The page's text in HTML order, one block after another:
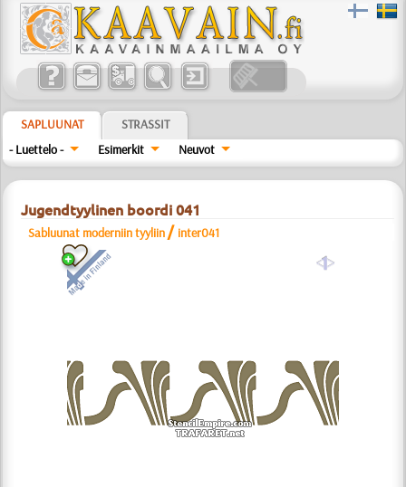
SAPLUUNAT
STRASSIT
- Luettelo -
Esimerkit Neuvot
Jugendtyylinen boordi 041
Sabluunat moderniin tyyliin / inter041
a